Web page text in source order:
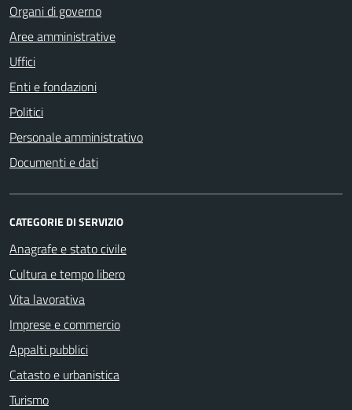
Organi di governo
Aree amministrative
Uffici
Enti e fondazioni
Politici
Personale amministrativo
Documenti e dati
CATEGORIE DI SERVIZIO
Anagrafe e stato civile
Cultura e tempo libero
Vita lavorativa
Imprese e commercio
Appalti pubblici
Catasto e urbanistica
Turismo